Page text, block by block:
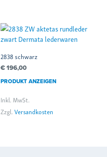
2838 schwarz
€196,00
PRODUKT ANZEIGEN
Inkl. MwSt.
Zzgl. Versandkosten